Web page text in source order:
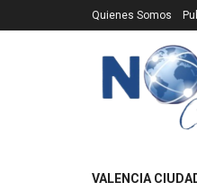
Quienes Somos
VALENCIA